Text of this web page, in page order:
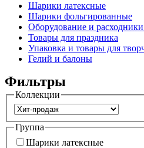
Шарики латексные
Шарики фольгированные
Оборудование и
Товары для праздника
Упаковка и товары для
Гелий и балоны
Фильтры
Коллекции
Группа
Шарики латексные